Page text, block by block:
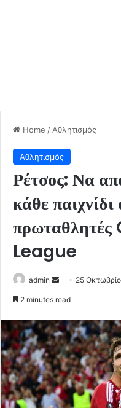
Home / Αθλητισμός
Αθλητισμός
Ρέτσος: Να
κάθε παιχνίδι
League
admin
Send 25
2 minutes read